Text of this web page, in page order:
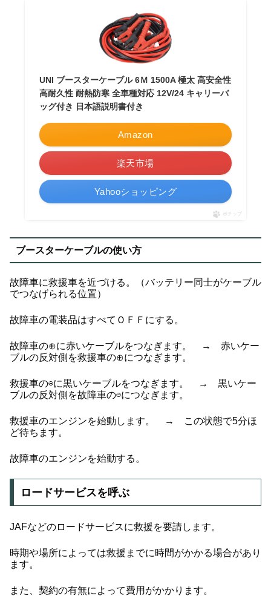
UNI ブースターケーブル 6Ｍ 1500A 極太 高安全性
高耐久性 耐熱防寒 全車種対応 12V/24 キャリーバ
ッグ付き 日本語説明書付き
Amazon
楽天市場
Yahooショッピング
ポチップ
ブースターケーブルの使い方
故障車に救援車を近づける。（バッテリー同士がケーブル
でつなげられる位置）
故障車の電装品はすべてＯＦＦにする。
故障車の⊕に赤いケーブルをつなぎます。 → 赤いケー
ブルの反対側を救援車の⊕につなぎます。
救援車の⊖に黒いケーブルをつなぎます。 → 黒いケー
ブルの反対側を故障車の⊖につなぎます。
救援車のエンジンを始動します。 → この状態で5分ほ
ど待ちます。
故障車のエンジンを始動する。
ロードサービスを呼ぶ
JAFなどのロードサービスに救援を要請します。
時期や場所によっては救援までに時間がかかる場合があり
ます。
また、契約の有無によって費用がかかります。